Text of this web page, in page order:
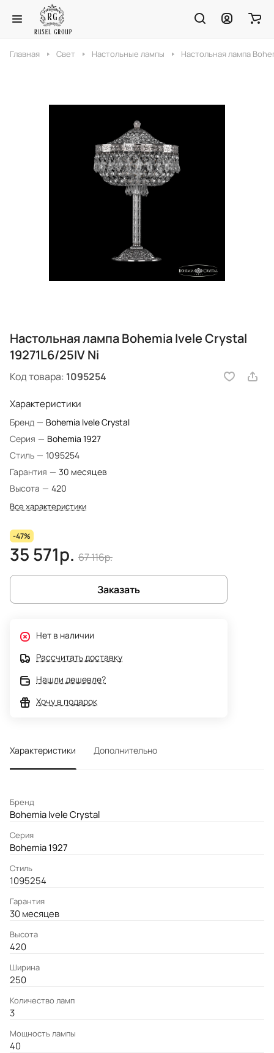
Главная Свет Настольные лампы Настольная лампа
Настольная лампа Bohemia Ivele Crystal
19271L6/25IV Ni
Код товара: 1095254
Характеристики
Бренд — Bohemia Ivele Crystal
Серия — Bohemia 1927
Стиль — 1095254
Гарантия — 30 месяцев
Высота — 420
Все характеристики
-47%
35 571р. 67 116р.
Заказать
Нет в наличии
Рассчитать доставку
Нашли дешевле?
Хочу в подарок
Характеристики Дополнительно
Бренд
Bohemia Ivele Crystal
Серия
Bohemia 1927
Стиль
1095254
Гарантия
30 месяцев
Высота
420
Ширина
250
Количество ламп
3
Мощность лампы
40